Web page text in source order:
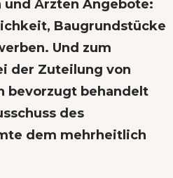
Ärzten Angebote:
Baugrundstücke
Und zum
der Zuteilung von
bevorzugt behandelt
des
dem mehrheitlich